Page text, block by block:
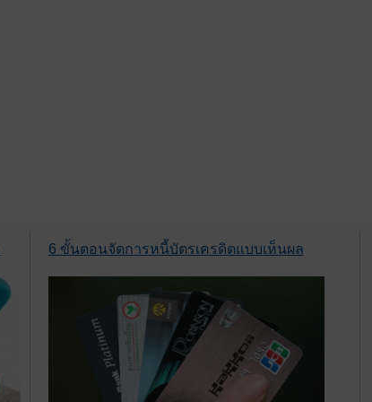
6 ขั้นตอนจัดการหนี้บัตรเครดิตแบบเห็นผล